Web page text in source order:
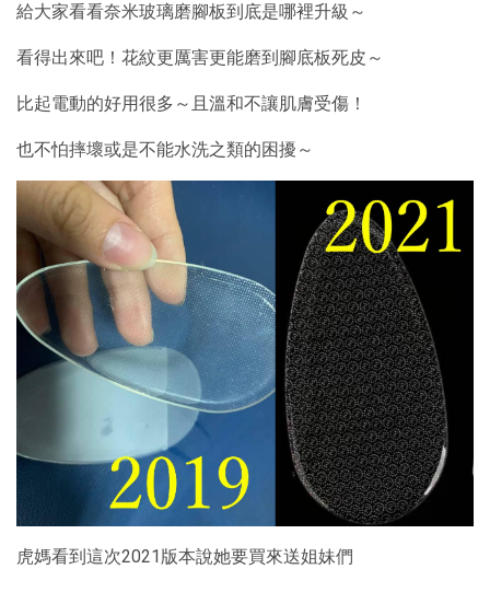
給大家看看奈米玻璃磨腳板到底是哪裡升級～
看得出來吧！花紋更厲害更能磨到腳底板死皮～
比起電動的好用很多～且溫和不讓肌膚受傷！
也不怕摔壞或是不能水洗之類的困擾～
虎媽看到這次2021版本說她要買來送姐妹們